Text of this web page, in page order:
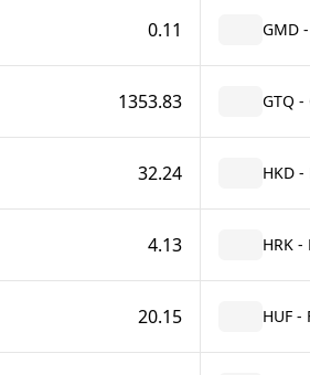
0.11 GMD
1353.83 GTQ
32.24 HKD
4.13 HRK
20.15 HUF